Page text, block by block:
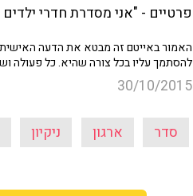
פרטיים - "אני מסדרת חדרי
האמור באייטם זה מבטא את הדעה
להסתמך עליו בכל צורה שהיא. כל פעולה
30/10/2015
סדר ארגון ניקיון